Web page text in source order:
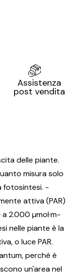
Assistenza
post vendita
delle piante.
misura solo
fotosintesi. -
attiva (PAR)
2.000 µmol·m-
nelle piante è la
o luce PAR.
perché è
un'area nel